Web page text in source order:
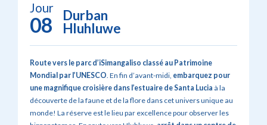
Jour
08
Durban
Hluhluwe
Route vers le parc d’iSimangaliso classé au Patrimoine
Mondial par l’UNESCO. En fin d’avant-midi, embarquez pour
une magnifique croisière dans l’estuaire de Santa Lucia à la
découverte de la faune et de la flore dans cet univers unique au
monde! La réserve est le lieu par excellence pour observer les